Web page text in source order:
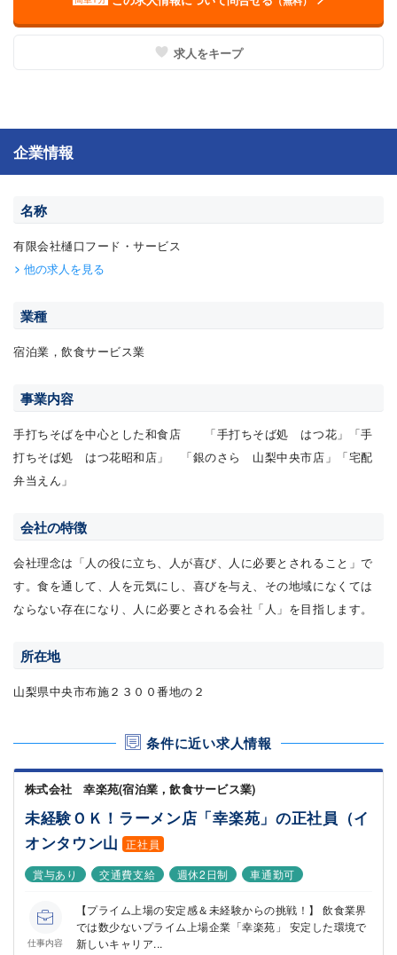
求人をキープ
企業情報
名称
有限会社樋口フード・サービス
他の求人を見る
業種
宿泊業，飲食サービス業
事業内容
手打ちそばを中心とした和食店 「手打ちそば処 はつ花」「手
打ちそば処 はつ花昭和店」 「銀のさら 山梨中央市店」「宅配
弁当えん」
会社の特徴
会社理念は「人の役に立ち、人が喜び、人に必要とされること」で
す。食を通して、人を元気にし、喜びを与え、その地域になくては
ならない存在になり、人に必要とされる会社「人」を目指します。
所在地
山梨県中央市布施２３００番地の２
条件に近い求人情報
株式会社 幸楽苑(宿泊業，飲食サービス業)
未経験ＯＫ！ラーメン店「幸楽苑」の正社員（イ
オンタウン山 正社員
賞与あり
交通費支給 週休2日制 車通勤可
仕事内容
【プライム上場の安定感＆未経験からの挑戦！】 飲食業界
では数少ないプライム上場企業「幸楽苑」 安定した環境で
新しいキャリア...